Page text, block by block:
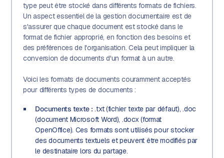
type peut être stocké dans différents formats de fichiers.
Un aspect essentiel de la gestion documentaire est de
s'assurer que chaque document est stocké dans le
format de fichier approprié, en fonction des besoins et
des préférences de l'organisation. Cela peut impliquer la
conversion de documents d'un format à un autre.
Voici les formats de documents couramment acceptés
pour différents types de documents :
Documents texte : .txt (fichier texte par défaut), .doc
(document Microsoft Word), .docx (format
OpenOffice). Ces formats sont utilisés pour stocker
des documents textuels et peuvent être modifiés par
le destinataire lors du partage.